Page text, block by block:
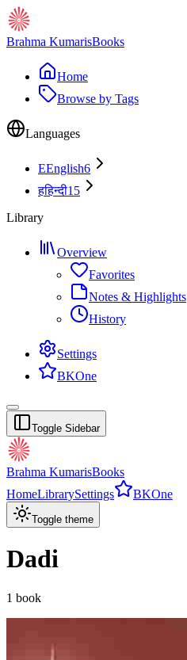
Brahma KumarisBooks
Home
Browse by Tags
Languages
EEnglish6
हहिन्दी15
Library
Overview
Favorites
Notes & Highlights
History
Settings
BKOne
Toggle Sidebar
Brahma KumarisBooks
HomeLibrarySettings BKOne
Toggle theme
Dadi
1 book